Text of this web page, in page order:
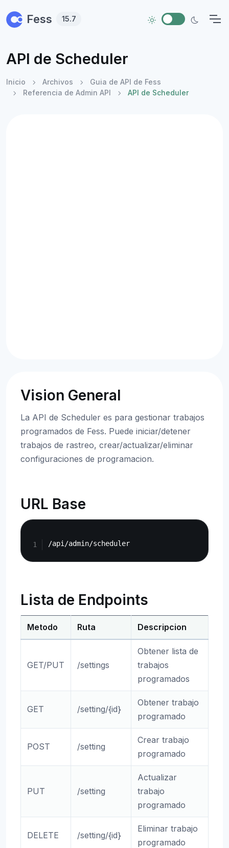
Fess 15.7
API de Scheduler
Inicio Archivos
Guia de API de Fess
Referencia de Admin API
API de Scheduler
Vision General
La API de Scheduler es para gestionar trabajos
programados de Fess. Puede iniciar/detener
trabajos de rastreo, crear/actualizar/eliminar
configuraciones de programacion.
URL Base
Lista de Endpoints
Metodo Ruta Descripcion
GET/PUT /settings
Obtener lista de
trabajos
programados
GET /setting/{id}
Obtener trabajo
programado
POST /setting
Crear trabajo
programado
PUT /setting
Actualizar
trabajo
programado
DELETE /setting/{id}
Eliminar trabajo
programado